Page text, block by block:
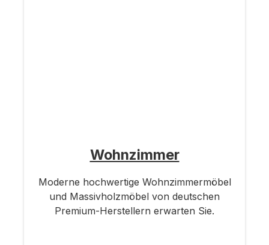
Wohnzimmer
Moderne hochwertige Wohnzimmermöbel
und Massivholzmöbel von deutschen
Premium-Herstellern erwarten Sie.